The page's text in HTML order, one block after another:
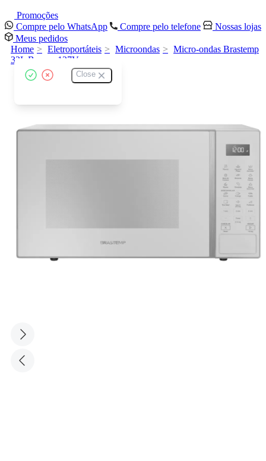
Promoções
Compre pelo WhatsApp
Compre pelo telefone
Nossas lojas
Meus pedidos
Close
Home Eletroportáteis Microondas
Micro-ondas Brastemp
32L Branco 127V